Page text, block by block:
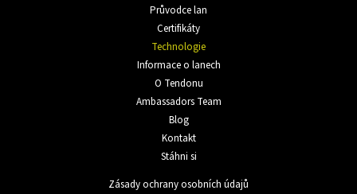
Průvodce lan
Certifikáty
Technologie
Informace o lanech
O Tendonu
Ambassadors Team
Blog
Kontakt
Stáhni si
Zásady ochrany osobních údajů